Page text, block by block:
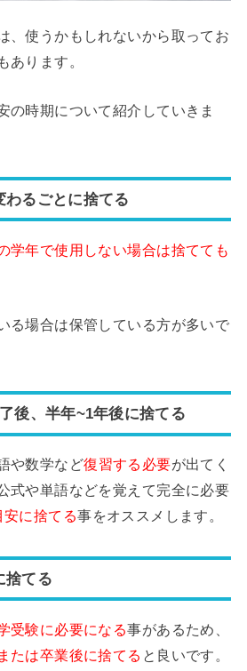
、使うかもしれないから取ってお
あります。
の時期について紹介していきま
るごとに捨てる
学年で使用しない場合は捨てても
る場合は保管している方が多いで
後、半年~1年後に捨てる
や数学など復習する必要が出てく
式や単語などを覚えて完全に必要
安に捨てる事をオススメします。
捨てる
受験に必要になる事があるため、
たは卒業後に捨てる と良いです。